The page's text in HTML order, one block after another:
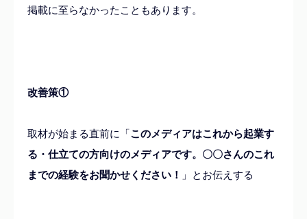
掲載に至らなかったこともあります。
改善策①
取材が始まる直前に「このメディアはこれから起業す
る・仕立ての方向けのメディアです。〇〇さんのこれ
までの経験をお聞かせください！
」とお伝えする